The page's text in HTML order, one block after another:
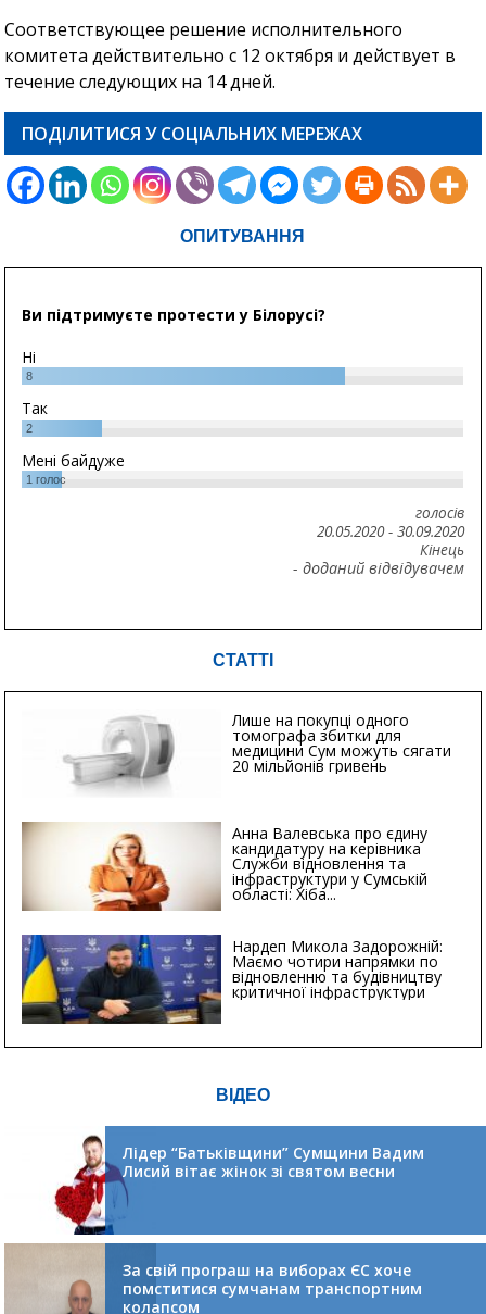
Соответствующее решение исполнительного
комитета действительно с 12 октября и действует в
течение следующих на 14 дней.
ПОДІЛИТИСЯ У СОЦІАЛЬНИХ МЕРЕЖАХ
ОПИТУВАННЯ
Ви підтримуєте протести у Білорусі?
Ні
8
Так
2
Мені байдуже
1 голос
голосів
20.05.2020- 30.09.2020
Кінець
- доданий відвідувачем
СТАТТІ
Лише на покупці одного
томографа збитки для
медицини Сум можуть сягати
20 мільйонів гривень
Анна Валевська про єдину
кандидатуру на керівника
Служби відновлення та
інфраструктури у Сумській
області: Хіба...
Нардеп Микола Задорожній:
Маємо чотири напрямки по
відновленню та будівництву
критичної інфраструктури
ВІДЕО
Лідер “Батьківщини” Сумщини Вадим
Лисий вітає жінок зі святом весни
За свій програш на виборах ЄС хоче
помститися сумчанам транспортним
колапсом